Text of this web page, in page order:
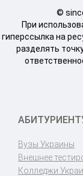
©
При
гиперссылка на
разделять
Вузы Украины
Внешнее
Колледжи